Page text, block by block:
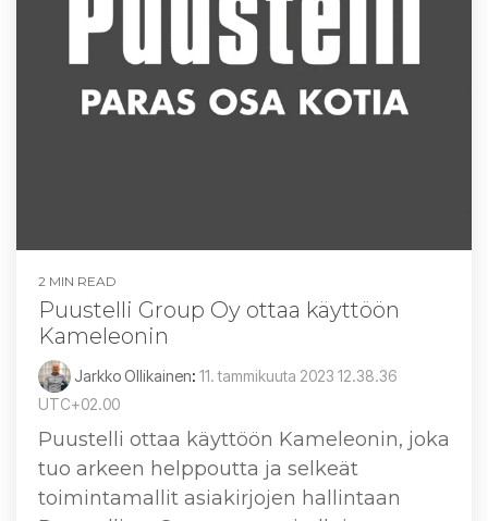
2 MIN READ
Puustelli Group Oy ottaa käyttöön
Kameleonin
Jarkko Ollikainen: 11. tammikuuta 2023 12.38.36
UTC+02.00
Puustelli ottaa käyttöön Kameleonin, joka
tuo arkeen helppoutta ja selkeät
toimintamallit asiakirjojen hallintaan